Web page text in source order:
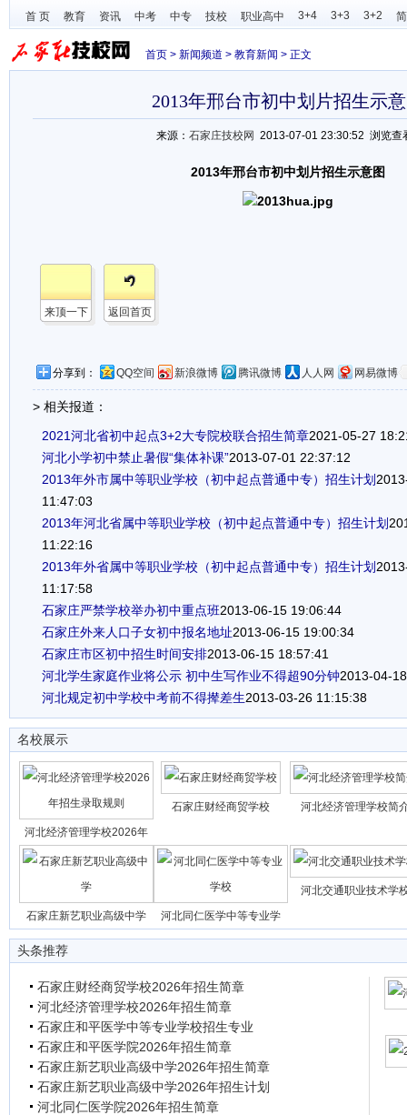
首 页 教育 资讯 中考 中专 技校 职业高中 3+4 3+3 3+2
首页 > 新闻频道 > 教育新闻 > 正文
2013年邢台市初中划片招生示
来源： 石家庄技校网 2013-07-01 23:30:52 浏览查
2013年邢台市初中划片招生示意图
来顶一下 返回首页
分享到： QQ空间 新浪微博 腾讯微博 人人网 网易微博
> 相关报道：
2021河北省初中起点3+2大专院校联合招生简章2021-05-27
河北小学初中禁止暑假“集体补课”2013-07-01 22:37:12
2013年外市属中等职业学校（初中起点普通中专）招生计划
11:47:03
2013年河北省属中等职业学校（初中起点普通中专）招生计划
11:22:16
2013年外省属中等职业学校（初中起点普通中专）招生计划
11:17:58
石家庄严禁学校举办初中重点班2013-06-15 19:06:44
石家庄外来人口子女初中报名地址2013-06-15 19:00:34
石家庄市区初中招生时间安排2013-06-15 18:57:41
河北学生家庭作业将公示 初中生写作业不得超90分钟2013-04-
河北规定初中学校中考前不得撵差生2013-03-26 11:15:38
名校展示
河北经济管理学校2026年
石家庄财经商贸学校 河北经济管理学校简
石家庄新艺职业高级中学 河北同仁医学中等专业学
河北交通职业技术学
头条推荐
石家庄财经商贸学校2026年招生简章
河北经济管理学校2026年招生简章
石家庄和平医学中等专业学校招生专业
石家庄和平医学院2026年招生简章
石家庄新艺职业高级中学2026年招生简章
石家庄新艺职业高级中学2026年招生计划
河北同仁医学院2026年招生简章